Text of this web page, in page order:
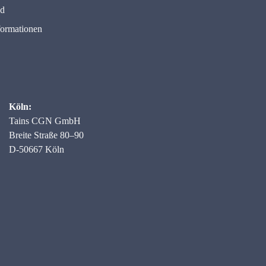
Köln:
Tains CGN GmbH
Breite Straße 80–90
D-50667 Köln